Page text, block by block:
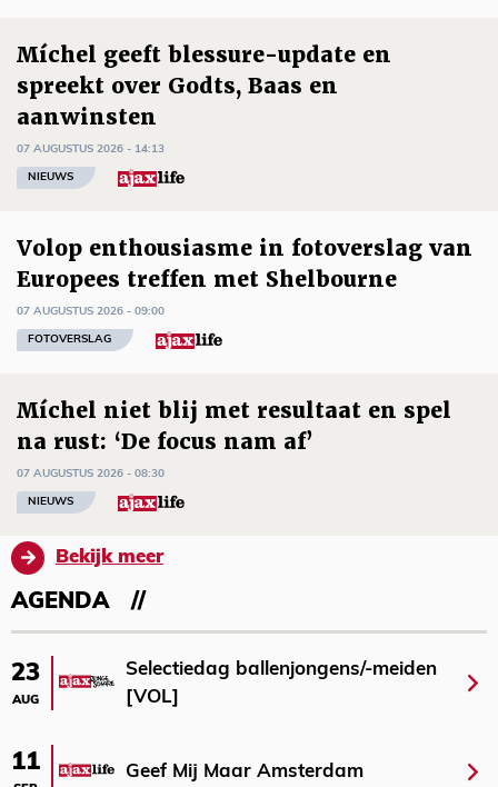
Míchel geeft blessure-update en
spreekt over Godts, Baas en
aanwinsten
07 AUGUSTUS 2026 - 14:13
NIEUWS
Volop enthousiasme in fotoverslag van
Europees treffen met Shelbourne
07 AUGUSTUS 2026 - 09:00
FOTOVERSLAG
Míchel niet blij met resultaat en spel
na rust: ‘De focus nam af’
07 AUGUSTUS 2026 - 08:30
NIEUWS
Bekijk meer
AGENDA
23
AUG
Selectiedag ballenjongens/-meiden
[VOL]
11 Geef Mij Maar Amsterdam